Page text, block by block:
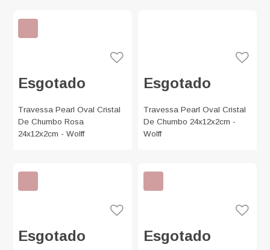
Esgotado
Travessa Pearl Oval Cristal
De Chumbo Rosa
24x12x2cm - Wolff
Esgotado
Travessa Pearl Oval Cristal
De Chumbo 24x12x2cm -
Wolff
Esgotado Esgotado